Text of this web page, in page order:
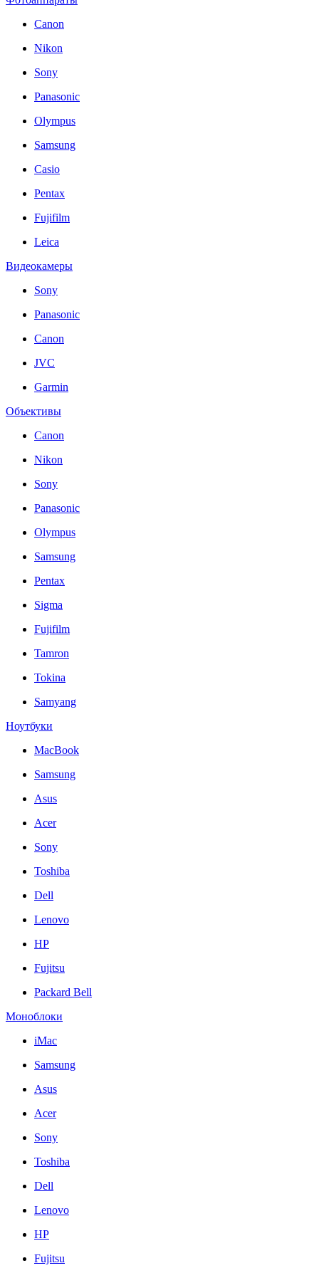
Canon
Nikon
Sony
Panasonic
Olympus
Samsung
Casio
Pentax
Fujifilm
Leica
Видеокамеры
Sony
Panasonic
Canon
JVC
Garmin
Объективы
Canon
Nikon
Sony
Panasonic
Olympus
Samsung
Pentax
Sigma
Fujifilm
Tamron
Tokina
Samyang
Ноутбуки
MacBook
Samsung
Asus
Acer
Sony
Toshiba
Dell
Lenovo
HP
Fujitsu
Packard Bell
Моноблоки
iMac
Samsung
Asus
Acer
Sony
Toshiba
Dell
Lenovo
HP
Fujitsu